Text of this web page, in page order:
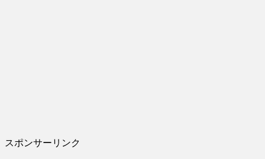
スポンサーリンク